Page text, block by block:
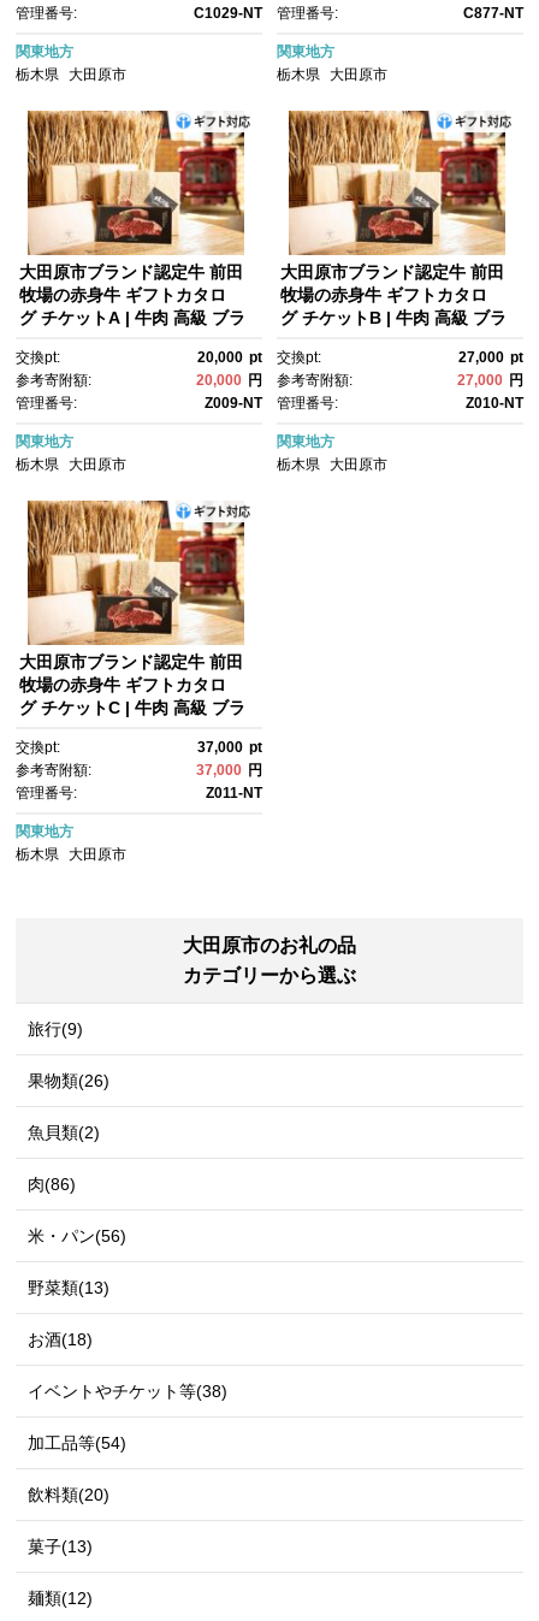
管理番号:
C1029-NT
関東地方
栃木県
大田原市
管理番号:
C877-NT
関東地方
栃木県 大田原市
大田原市ブランド認定牛 前田
牧場の赤身牛 ギフトカタロ
グ チケットA | 牛肉 高級 ブラ
交換pt: 20,000 pt
参考寄附額:
20,000 円
管理番号:
Z009-NT
関東地方
栃木県
大田原市
大田原市ブランド認定牛 前田
牧場の赤身牛 ギフトカタロ
グ チケットB | 牛肉 高級 ブラ
交換pt: 27,000 pt
参考寄附額:
27,000 円
管理番号:
Z010-NT
関東地方
栃木県 大田原市
大田原市ブランド認定牛 前田
牧場の赤身牛 ギフトカタロ
グ チケットC | 牛肉 高級 ブラ
交換pt: 37,000 pt
参考寄附額:
37,000 円
管理番号:
Z011-NT
関東地方
栃木県
大田原市
大田原市のお礼の品
カテゴリーから選ぶ
旅行(9)
果物類(26)
魚貝類(2)
肉(86)
米・パン(56)
野菜類(13)
お酒(18)
イベントやチケット等(38)
加工品等(54)
飲料類(20)
菓子(13)
麺類(12)